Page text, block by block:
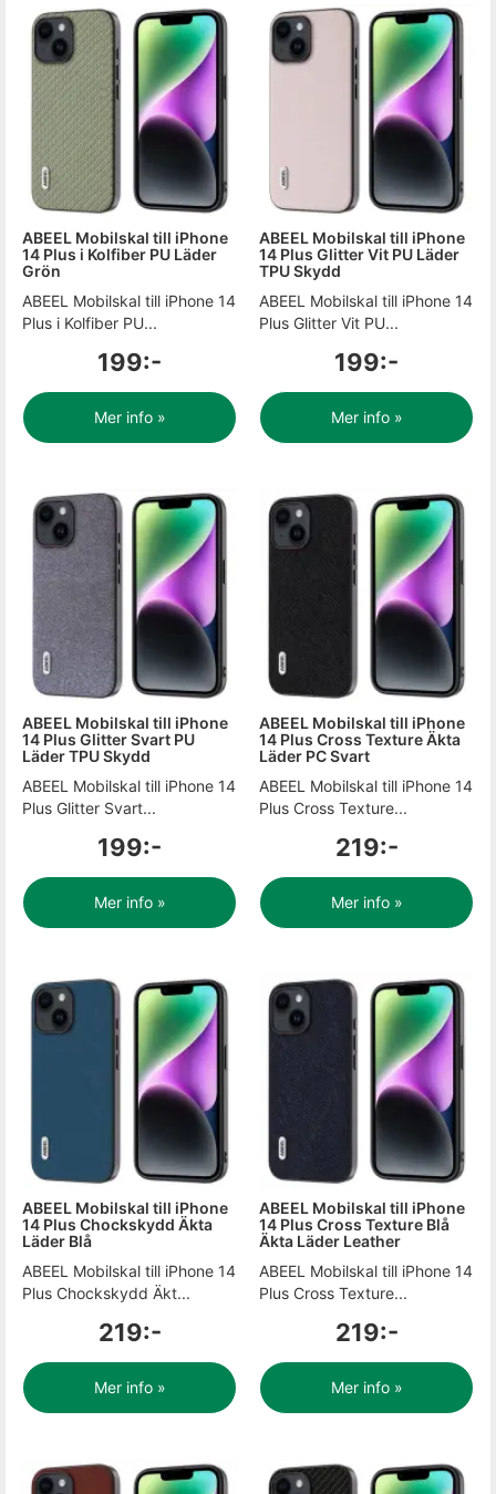
ABEEL Mobilskal till iPhone
14 Plus i Kolfiber PU Läder
Grön
ABEEL Mobilskal till iPhone 14
Plus i Kolfiber PU...
199:-
Mer info »
ABEEL Mobilskal till iPhone
14 Plus Glitter Vit PU Läder
TPU Skydd
ABEEL Mobilskal till iPhone 14
Plus Glitter Vit PU...
199:-
Mer info »
ABEEL Mobilskal till iPhone
14 Plus Glitter Svart PU
Läder TPU Skydd
ABEEL Mobilskal till iPhone 14
Plus Glitter Svart...
199:-
Mer info »
ABEEL Mobilskal till iPhone
14 Plus Cross Texture Äkta
Läder PC Svart
ABEEL Mobilskal till iPhone 14
Plus Cross Texture...
219:-
Mer info »
ABEEL Mobilskal till iPhone
14 Plus Chockskydd Äkta
Läder Blå
ABEEL Mobilskal till iPhone 14
Plus Chockskydd Äkt...
219:-
Mer info »
ABEEL Mobilskal till iPhone
14 Plus Cross Texture Blå
Äkta Läder Leather
ABEEL Mobilskal till iPhone 14
Plus Cross Texture...
219:-
Mer info »